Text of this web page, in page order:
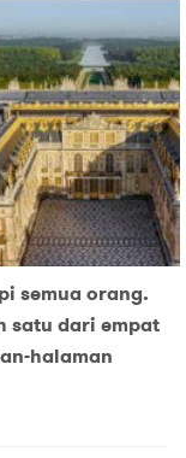
semua orang.
satu dari empat
halaman